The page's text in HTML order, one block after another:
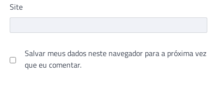
Site
Salvar meus dados neste navegador para a próxima vez
que eu comentar.